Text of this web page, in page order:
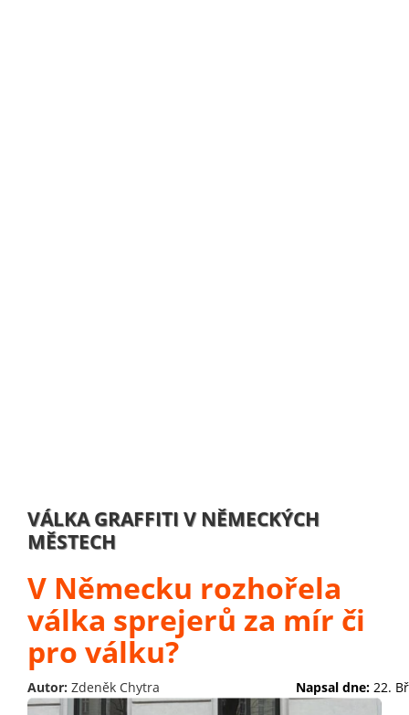
VÁLKA GRAFFITI V NĚMECKÝCH
MĚSTECH
V Německu rozhořela
válka sprejerů za mír či
pro válku?
Autor: Zdeněk Chytra Napsal dne: 22.